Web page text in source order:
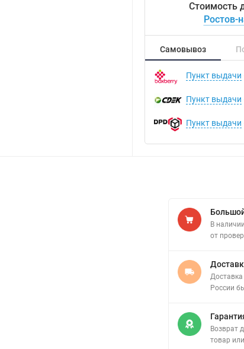
Стоимость
Ростов-
Самовывоз
Пункт выдачи
Пункт выдачи
Пункт выдачи
В
от
России
Возврат
товар